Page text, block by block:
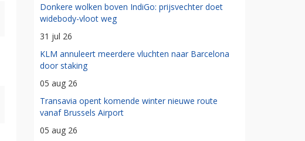
Donkere wolken boven IndiGo: prijsvechter doet
widebody-vloot weg
31 jul 26
KLM annuleert meerdere vluchten naar Barcelona
door staking
05 aug 26
Transavia opent komende winter nieuwe route
vanaf Brussels Airport
05 aug 26